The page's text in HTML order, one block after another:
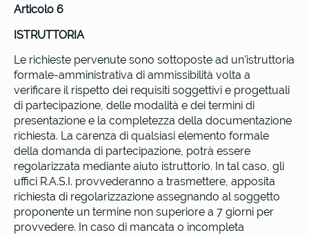
Articolo 6
ISTRUTTORIA
Le richieste pervenute sono sottoposte ad un’istruttoria
formale-amministrativa di ammissibilità volta a
verificare il rispetto dei requisiti soggettivi e progettuali
di partecipazione, delle modalità e dei termini di
presentazione e la completezza della documentazione
richiesta. La carenza di qualsiasi elemento formale
della domanda di partecipazione, potrà essere
regolarizzata mediante aiuto istruttorio. In tal caso, gli
uffici R.A.S.I. provvederanno a trasmettere, apposita
richiesta di regolarizzazione assegnando al soggetto
proponente un termine non superiore a 7 giorni per
provvedere. In caso di mancata o incompleta